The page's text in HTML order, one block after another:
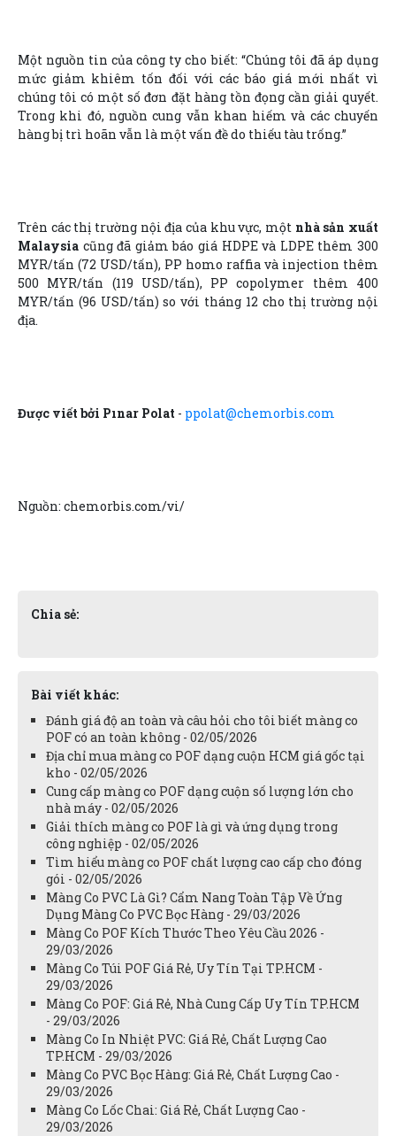
Một nguồn tin của công ty cho biết: “Chúng tôi đã áp dụng
mức giảm khiêm tốn đối với các báo giá mới nhất vì
chúng tôi có một số đơn đặt hàng tồn đọng cần giải quyết.
Trong khi đó, nguồn cung vẫn khan hiếm và các chuyến
hàng bị trì hoãn vẫn là một vấn đề do thiếu tàu trống.”
Trên các thị trường nội địa của khu vực, một nhà sản xuất
Malaysia cũng đã giảm báo giá HDPE và LDPE thêm 300
MYR/tấn (72 USD/tấn), PP homo raffia và injection thêm
500 MYR/tấn (119 USD/tấn), PP copolymer thêm 400
MYR/tấn (96 USD/tấn) so với tháng 12 cho thị trường nội
địa.
Được viết bởi Pınar Polat - ppolat@chemorbis.com
Nguồn: chemorbis.com/vi/
Chia sẻ:
Bài viết khác:
Đánh giá độ an toàn và câu hỏi cho tôi biết màng co
POF có an toàn không - 02/05/2026
Địa chỉ mua màng co POF dạng cuộn HCM giá gốc tại
kho - 02/05/2026
Cung cấp màng co POF dạng cuộn số lượng lớn cho
nhà máy - 02/05/2026
Giải thích màng co POF là gì và ứng dụng trong
công nghiệp - 02/05/2026
Tìm hiểu màng co POF chất lượng cao cấp cho đóng
gói - 02/05/2026
Màng Co PVC Là Gì? Cẩm Nang Toàn Tập Về Ứng
Dụng Màng Co PVC Bọc Hàng - 29/03/2026
Màng Co POF Kích Thước Theo Yêu Cầu 2026 -
29/03/2026
Màng Co Túi POF Giá Rẻ, Uy Tín Tại TP.HCM -
29/03/2026
Màng Co POF: Giá Rẻ, Nhà Cung Cấp Uy Tín TP.HCM
- 29/03/2026
Màng Co In Nhiệt PVC: Giá Rẻ, Chất Lượng Cao
TP.HCM - 29/03/2026
Màng Co PVC Bọc Hàng: Giá Rẻ, Chất Lượng Cao -
29/03/2026
Màng Co Lốc Chai: Giá Rẻ, Chất Lượng Cao -
29/03/2026